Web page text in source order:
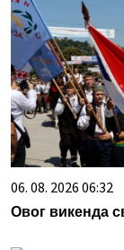
06. 08. 2026 06:32
Овог викенда